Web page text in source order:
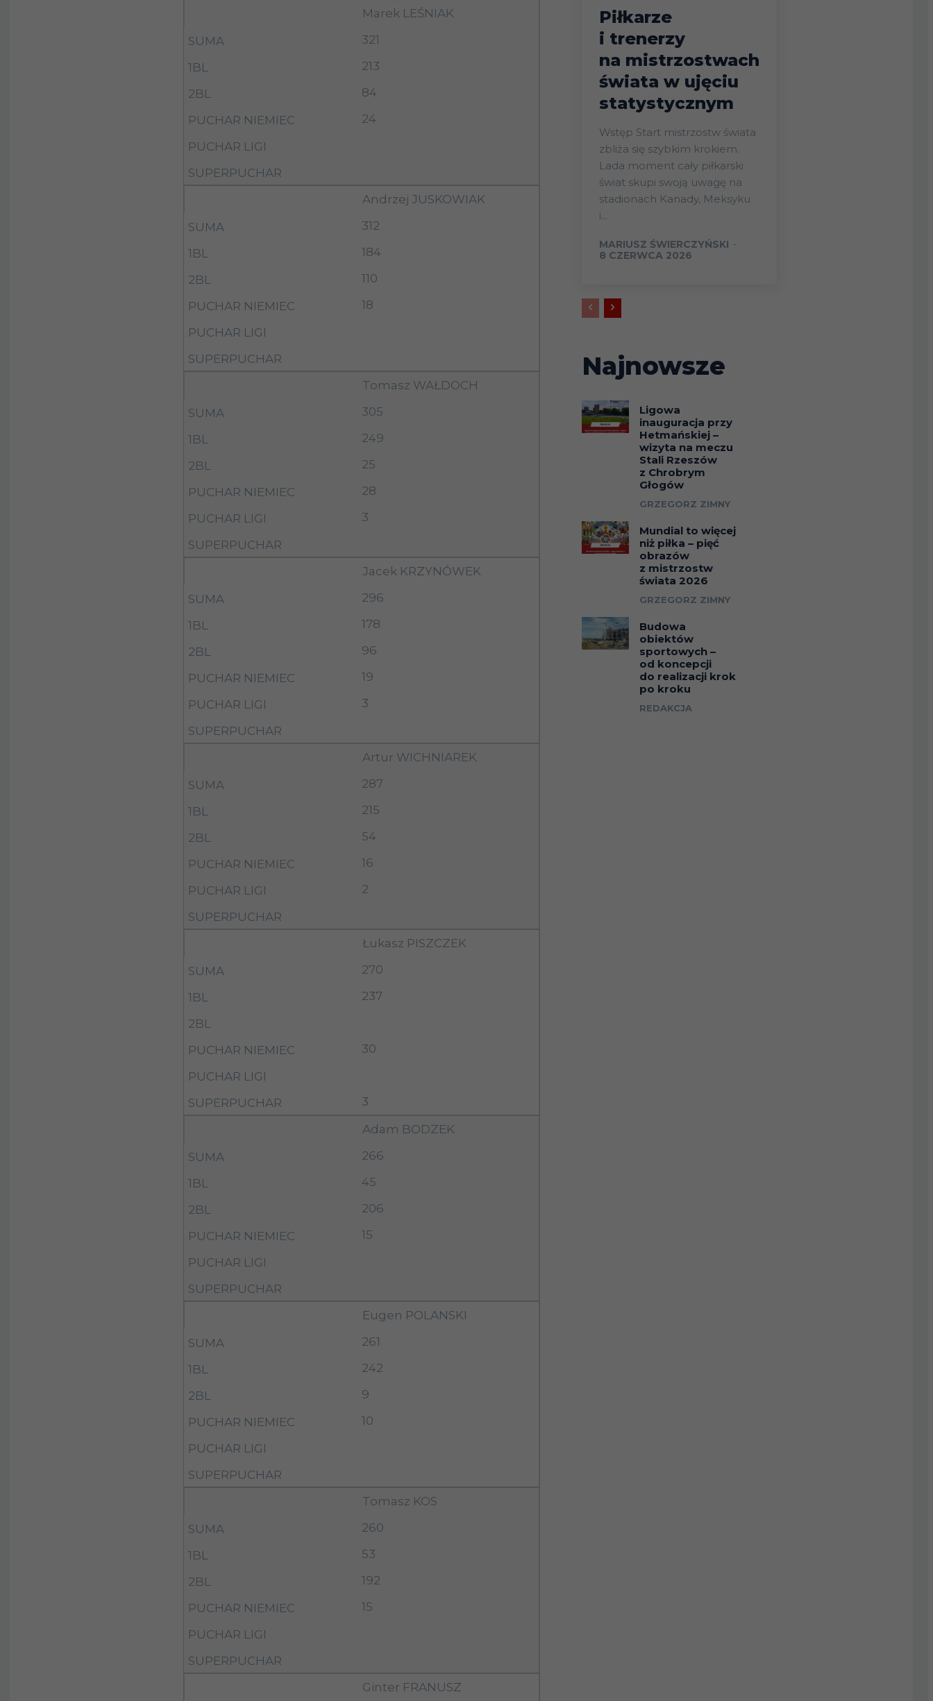
Marek LEŚNIAK
321
213
84
24
Andrzej JUSKOWIAK
312
184
110
18
Tomasz WAŁDOCH
305
249
25
28
3
Jacek KRZYNÓWEK
296
178
96
19
3
Artur WICHNIAREK
287
215
54
16
2
Łukasz PISZCZEK
270
237
30
3
Adam BODZEK
266
45
206
15
Eugen POLANSKI
261
242
9
10
Tomasz KOS
260
53
192
15
Ginter FRANUSZ
Piłkarze
i trenerzy
na mistrzostwach
świata w ujęciu
statystycznym
Wstęp Start mistrzostw świata
zbliża się szybkim krokiem.
Lada moment cały piłkarski
świat skupi swoją uwagę na
stadionach Kanady, Meksyku
i...
MARIUSZ ŚWIERCZYŃSKI -
8 CZERWCA 2026
Najnowsze
Ligowa
inauguracja przy
Hetmańskiej –
wizyta na meczu
Stali Rzeszów
z Chrobrym
Głogów
GRZEGORZ ZIMNY
Mundial to więcej
niż piłka – pięć
obrazów
z mistrzostw
świata 2026
GRZEGORZ ZIMNY
Budowa
obiektów
sportowych –
od koncepcji
do realizacji krok
po kroku
REDAKCJA